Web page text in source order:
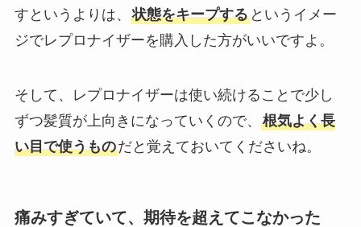
すというよりは、 状態をキープするというイメー
ジでレプロナイザーを購入した方がいいですよ。
そして、レプロナイザーは使い続けることで少し
ずつ髪質が上向きになっていくので、 根気よく長
い目で使うものだと覚えておいてくださいね。
痛みすぎていて、期待を超えてこなかった